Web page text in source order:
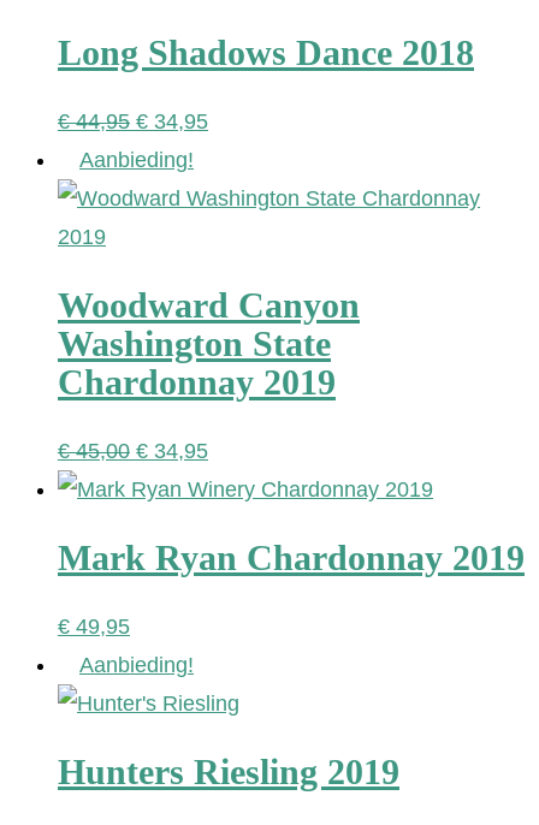
Long Shadows Dance 2018
€44,95 Oorspronkelijke
prijs
was:
€ 34,95Huidige
is:
Aanbieding!
Woodward Canyon
Washington State
Chardonnay 2019
€45,00 Oorspronkelijke
prijs
€ 45,00.
€ 34,95Huidige
prijs
€ 34,95.
Mark Ryan Chardonnay 2019
€ 49,95
Aanbieding!
Hunters Riesling 2019